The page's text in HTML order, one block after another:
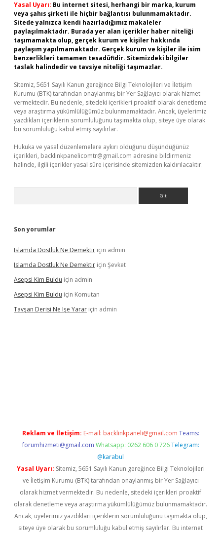
Yasal Uyarı: Bu internet sitesi, herhangi bir marka, kurum
veya şahıs şirketi ile hiçbir bağlantısı bulunmamaktadır.
Sitede yalnızca kendi hazırladığımız makaleler
paylaşılmaktadır. Burada yer alan içerikler haber niteliği
taşımamakta olup, gerçek kurum ve kişiler hakkında
paylaşım yapılmamaktadır. Gerçek kurum ve kişiler ile isim
benzerlikleri tamamen tesadüfidir. Sitemizdeki bilgiler
taslak halindedir ve tavsiye niteliği taşımazlar.
Sitemiz, 5651 Sayılı Kanun gereğince Bilgi Teknolojileri ve İletişim
Kurumu (BTK) tarafından onaylanmış bir Yer Sağlayıcı olarak hizmet
vermektedir. Bu nedenle, sitedeki içerikleri proaktif olarak denetleme
veya araştırma yükümlülüğümüz bulunmamaktadır. Ancak, üyelerimiz
yazdıkları içeriklerin sorumluluğunu taşımakta olup, siteye üye olarak
bu sorumluluğu kabul etmiş sayılırlar.
Hukuka ve yasal düzenlemelere aykırı olduğunu düşündüğünüz
içerikleri, backlinkpanelicomtr@gmail.com adresine bildirmeniz
halinde, ilgili içerikler yasal süre içerisinde sitemizden kaldırılacaktır.
Son yorumlar
Islamda Dostluk Ne Demektir için admin
Islamda Dostluk Ne Demektir için Şevket
Asepsi Kim Buldu için admin
Asepsi Kim Buldu için Komutan
Tavşan Derisi Ne Işe Yarar için admin
Reklam ve İletişim: E-mail: backlinkpaneli@gmail.com Teams:
forumhizmeti@gmail.com Whatsapp: 0262 606 0 726 Telegram:
@karabul
Yasal Uyarı: Sitemiz, 5651 Sayılı Kanun gereğince Bilgi Teknolojileri
ve İletişim Kurumu (BTK) tarafından onaylanmış bir Yer Sağlayıcı
olarak hizmet vermektedir. Bu nedenle, sitedeki içerikleri proaktif
olarak denetleme veya araştırma yükümlülüğümüz bulunmamaktadır.
Ancak, üyelerimiz yazdıkları içeriklerin sorumluluğunu taşımakta olup,
siteye üye olarak bu sorumluluğu kabul etmiş sayılırlar. Bu internet